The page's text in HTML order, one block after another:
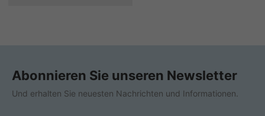
Abonnieren Sie unseren Newsletter
Und erhalten Sie neuesten Nachrichten und Informationen.